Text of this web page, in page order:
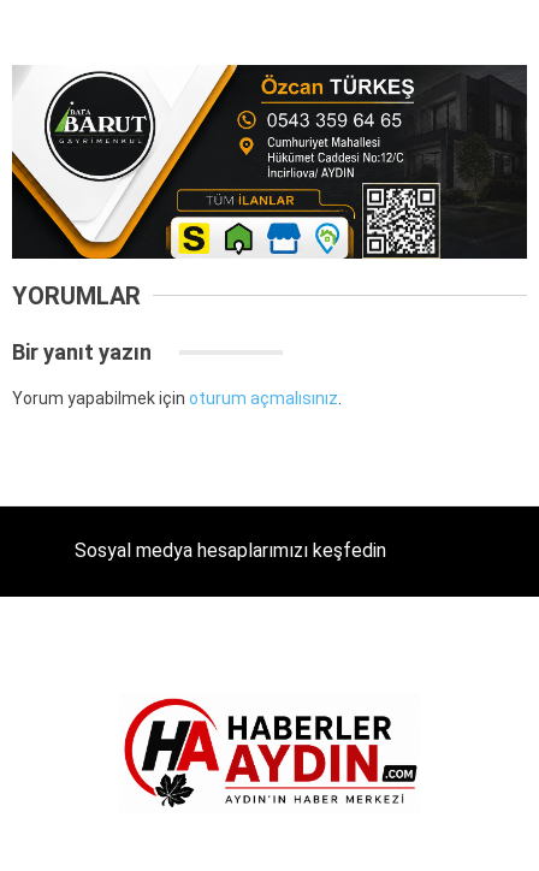
YORUMLAR
Bir yanıt yazın
Yorum yapabilmek için oturum açmalısınız
Sosyal medya hesaplarımızı keşfedin